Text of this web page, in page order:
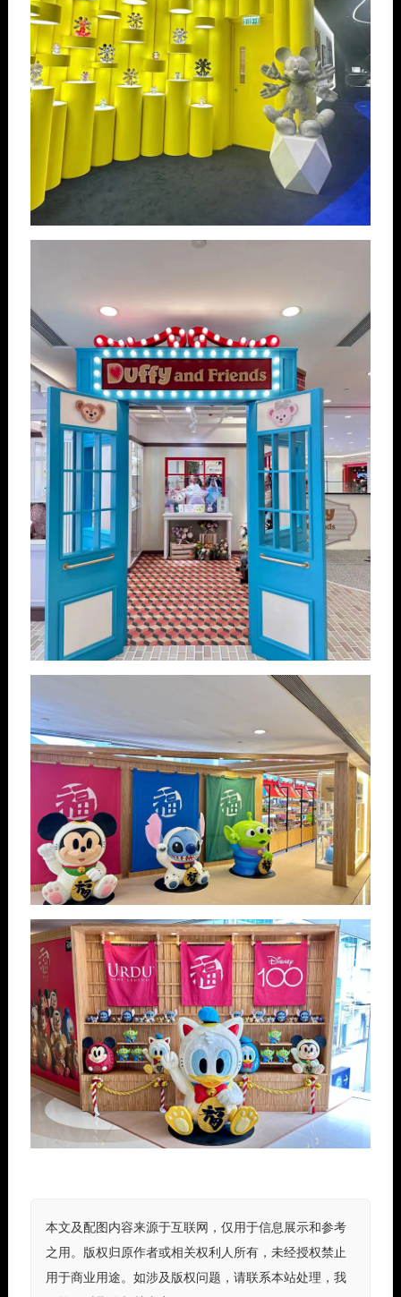
本文及配图内容来源于互联网，仅用于信息展示和参考
之用。版权归原作者或相关权利人所有，未经授权禁止
用于商业用途。如涉及版权问题，请联系本站处理，我